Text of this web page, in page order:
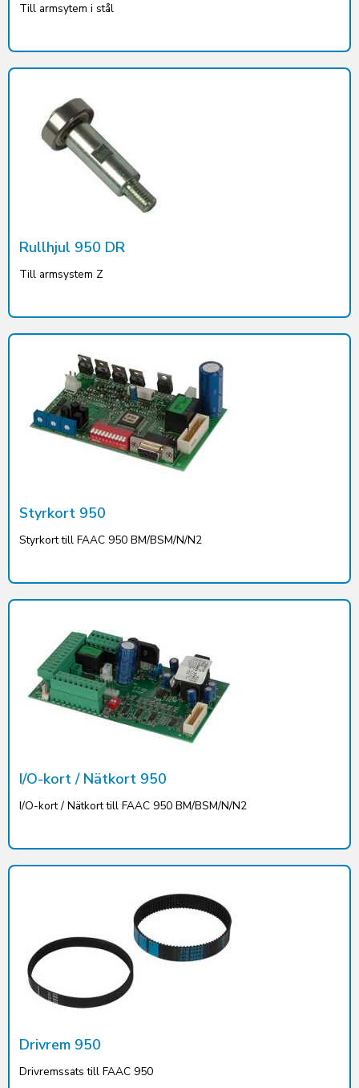
Till armsytem i stål
Rullhjul 950 DR
Till armsystem Z
Styrkort 950
Styrkort till FAAC 950 BM/BSM/N/N2
I/O-kort / Nätkort 950
I/O-kort / Nätkort till FAAC 950 BM/BSM/N/N2
Drivrem 950
Drivremssats till FAAC 950